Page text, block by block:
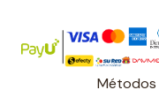
Métodos